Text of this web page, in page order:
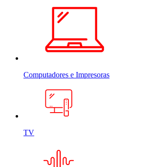
Computadores e Impresoras
TV